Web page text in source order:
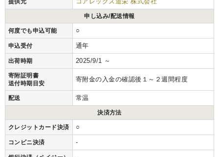
提供元
申し込み/配送情報
何度でも申込可能 ○
申込受付 通年
出荷時期 2025/9/1 ～
寄附証明書
送付時期目安
寄附金の入金の確認後１～２週間程度
配送 常温
決済方法
クレジットカード決済 ○
コンビニ決済 -